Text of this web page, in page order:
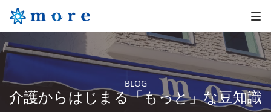
BLOG
介護からはじまる「もっと」な豆知識